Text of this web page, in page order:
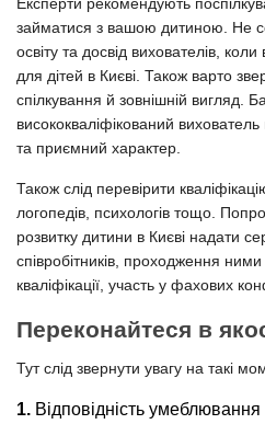
займатися з вашою дитиною. Не
освіту та досвід вихователів,
для дітей в Києві. Також варто
спілкування й зовнішній вигляд.
висококваліфікований
та приємний характер.
Також слід перевірити
логопедів, психологів тощо.
розвитку дитини в Києві надати
співробітників, проходження
кваліфікації, участь у фахових
Переконайтеся в
Тут слід звернути увагу на такі
Відповідність умеблювання